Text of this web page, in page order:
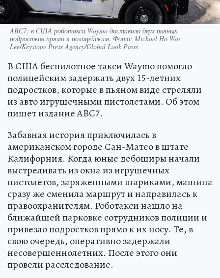
ABC7: в США роботакси Waymo доставило двух пьяных
подростков прямо к полицейским. Фото: Michael Ho Wai
Lee/Keystone Press Agency/Global Look Press
В США беспилотное такси Waymo помогло
полицейским задержать двух 15-летних
подростков, которые в пьяном виде стреляли
из авто игрушечными пистолетами. Об этом
пишет издание ABC7.
Забавная история приключилась в
американском городе Сан-Матео в штате
Калифорния. Когда юные дебоширы начали
выстреливать из окна из игрушечных
пистолетов, заряженными шариками, машина
сразу же сменила маршрут и направилась к
правоохранителям. Роботакси нашло на
ближайшей парковке сотрудников полиции и
привезло подростков прямо к их носу. Те, в
свою очередь, оперативно задержали
несовершеннолетних. После этого они
провели расследование.